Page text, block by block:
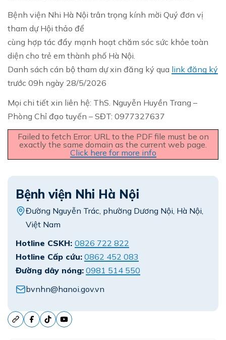
Bệnh viện Nhi Hà Nội trân trọng kính mời Quý đơn vị
tham dự Hội thảo để
cùng hợp tác đẩy mạnh hoạt chăm sóc sức khỏe toàn
diện cho trẻ em thành phố Hà Nội.
Danh sách cán bộ tham dự xin đăng ký qua link đăng ký
trước 09h ngày 28/5/2026
Mọi chi tiết xin liên hệ: ThS. Nguyễn Huyền Trang –
Phòng Chỉ đạo tuyến – SĐT: 0977327637
Failed to fetch Error: URL to the PDF file must be on
exactly the same domain as the current web page.
Click here for more info
Bệnh viện Nhi Hà Nội
Đường Nguyễn Trác, phường Dương Nội, Hà Nội,
Việt Nam
Hotline CSKH: 0826 722 822
Hotline Cấp cứu: 0862 452 083
Đường dây nóng: 0981 514 550
bvnhn@hanoi.gov.vn